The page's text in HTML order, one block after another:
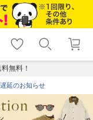
shopping_cart lock_outline
ログイン
無料！
延のお知らせ